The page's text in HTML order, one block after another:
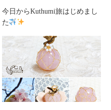
今日からKuthumi旅はじめまし
た